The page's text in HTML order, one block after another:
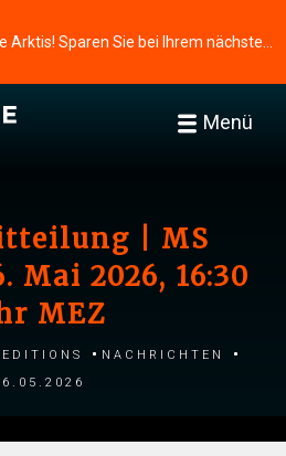
Menü
| MS
Mai 2026, 16:30
MEZ
Nachrichten